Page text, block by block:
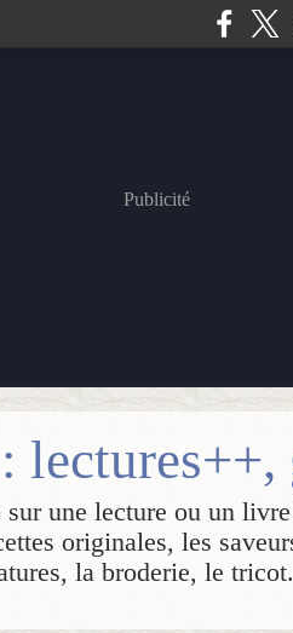
Publicité
une lecture ou un
originales, les
la broderie, le